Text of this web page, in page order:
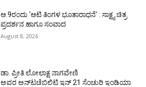
ಆ.9ರಂದು ‘ಆಟಿ ತಿಂಗಳ ಭೂತಾರಾಧನೆ’ : ಸಾಕ್ಷ್ಯ ಚಿತ್ರ
ಪ್ರದರ್ಶನ ಹಾಗೂ ಸಂವಾದ
August 8, 2026
ಡಾ. ಪ್ರೀತಿ ಲೋಲಾಕ್ಷ ನಾಗವೇಣಿ
ಅವರ ಅನ್‌ಟಚೆಬಿಲಿಟಿ ಇನ್ 21 ಸೆಂಚುರಿ ಇಂಡಿಯಾ